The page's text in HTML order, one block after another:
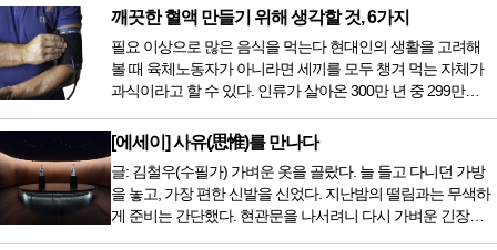
오면서 암을 치료하는 방법이 하나 더 추가되었습니다. 중입
자 치료를 받기 위해서는 일본이나 독일 등 중입자 치료기가
있는 나라에 가서 힘들게 치료받았지만 얼마 전 국내 도입 후
전립선암 환자를 시작으로 중입자 치료기가 가동되었습니다.
치료 범위가 한정되어 모든 암 환자가 중입자 치료를 받을 수
는 없지만 치료...
깨끗한 혈액 만들기 위해 생각할 것, 6가지
필요 이상으로 많은 음식을 먹는다 현대인의 생활을 고려해
볼 때 육체노동자가 아니라면 세끼를 모두 챙겨 먹는 자체가
과식이라고 할 수 있다. 인류가 살아온 300만 년 중 299만
저녁을 습관적으로 음식을 섭취한다. 게다가 밤늦은 시간까지
음식을 먹거나, 아침에 식욕이 없는데도 ‘아침을 먹어야 하루
가 활기차다’라는 이야기에 사로잡혀 억지로 먹는 경우가 많
다. 식욕이 없다는 느낌은 본능이 보내는 신호다. 즉 먹어도 소
화할 힘이 없다거나 더 이상 먹으면 혈액 안에 잉여물...
[에세이] 사유(思惟)를 만나다
글: 김철우(수필가) 가벼운 옷을 골랐다. 늘 들고 다니던 가방
을 놓고, 가장 편한 신발을 신었다. 지난밤의 떨림과는 무색하
게 준비는 간단했다. 현관문을 나서려니 다시 가벼운 긴장감